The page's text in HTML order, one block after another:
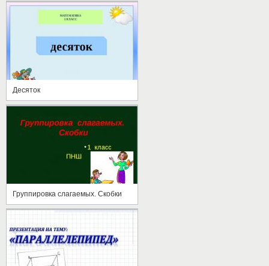
Десяток
Группировка слагаемых. Скобки